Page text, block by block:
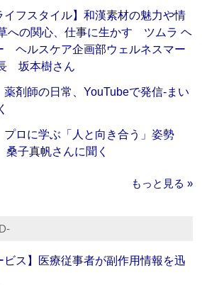
イフスタイル】和漢素材の魅力や情
への関心、仕事に生かす ツムラ ヘ
ヘルスケア企画部ウェルネスマー
坂本樹さん
薬剤師の日常、YouTubeで発信‐まい
プロに学ぶ「人と向き合う」姿勢
子真帆さんに聞く
もっと見る »
ビス】医療従事者が副作用情報を迅